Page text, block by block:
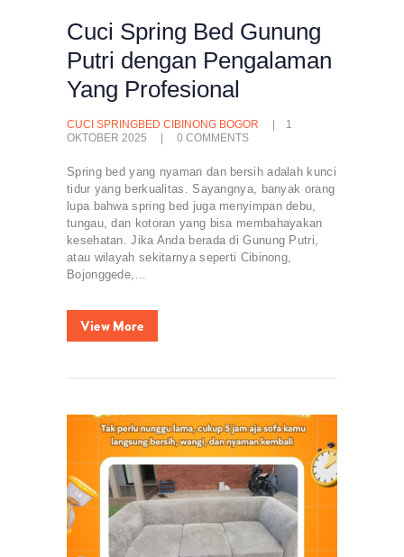
Cuci Spring Bed Gunung
Putri dengan Pengalaman
Yang Profesional
CUCI SPRINGBED CIBINONG BOGOR
1
OKTOBER 2025
0 COMMENTS
Spring bed yang nyaman dan bersih adalah kunci
tidur yang berkualitas. Sayangnya, banyak orang
lupa bahwa spring bed juga menyimpan debu,
tungau, dan kotoran yang bisa membahayakan
kesehatan. Jika Anda berada di Gunung Putri,
atau wilayah sekitarnya seperti Cibinong,
Bojonggede,…
View More